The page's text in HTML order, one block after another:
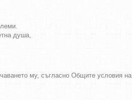
душа,
му, съгласно Общите условия на